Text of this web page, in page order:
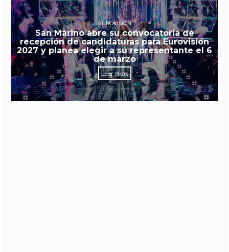
EUROVISIÓN
San Marino abre su convocatoria de
recepción de candidaturas para Eurovisión
2027 y planea elegir a su representante el 6
de marzo
Leer más